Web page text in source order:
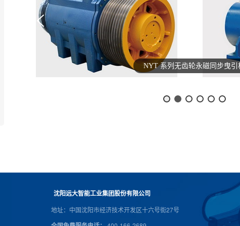
NYT 系列无齿轮永磁同步曳引
沈阳远大智能工业集团股份有限公司
地址：中国沈阳市经济技术开发区十六号街27号